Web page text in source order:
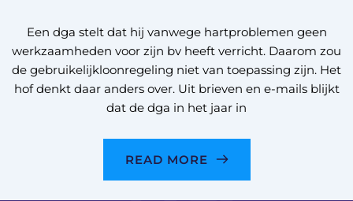
Een dga stelt dat hij vanwege hartproblemen geen
werkzaamheden voor zijn bv heeft verricht. Daarom zou
de gebruikelijkloonregeling niet van toepassing zijn. Het
hof denkt daar anders over. Uit brieven en e-mails blijkt
dat de dga in het jaar in
READ MORE